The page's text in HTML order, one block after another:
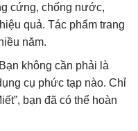
cứng, chống nước,
quả. Tác phẩm trang
năm.
Bạn không cần phải là
cụ phức tạp nào. Chỉ
bạn đã có thể hoàn